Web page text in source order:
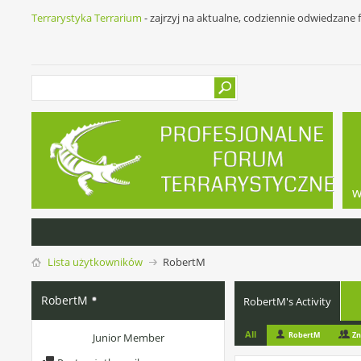
Terrarystyka Terrarium - zajrzyj na aktualne, codziennie
Lista użytkowników RobertM
RobertM
Junior Member
RobertM's Activity
All RobertM